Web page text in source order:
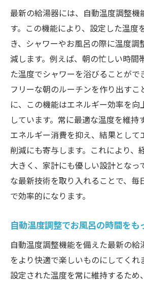
最新の給湯器には、自動温度調整機
す。この機能により、設定した温度
き、シャワーやお風呂の際に温度調
減します。例えば、朝の忙しい時間
た温度でシャワーを浴びることがで
フリーな朝のルーチンを作り出すこ
に、この機能はエネルギー効率を向
しています。常に最適な温度を維持
エネルギー消費を抑え、結果として
削減にも寄与します。これにより、
大きく、家計にも優しい設計となっ
な最新技術を取り入れることで、毎
で効率的になります。
自動温度調整でお風呂の時間をも
自動温度調整機能を備えた最新の給
をより快適で楽しいものにしてくれ
設定された温度を常に維持するため